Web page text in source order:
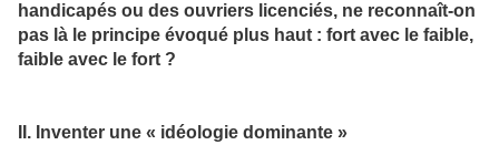
handicapés ou des ouvriers licenciés, ne reconnaît-on
pas là le principe évoqué plus haut : fort avec le faible,
faible avec le fort ?
II. Inventer une « idéologie dominante »